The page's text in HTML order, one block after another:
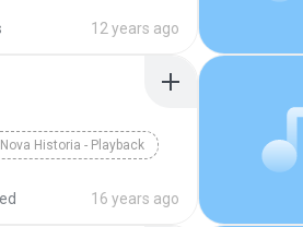
12 years ago
Historia - Playback
16 years ago